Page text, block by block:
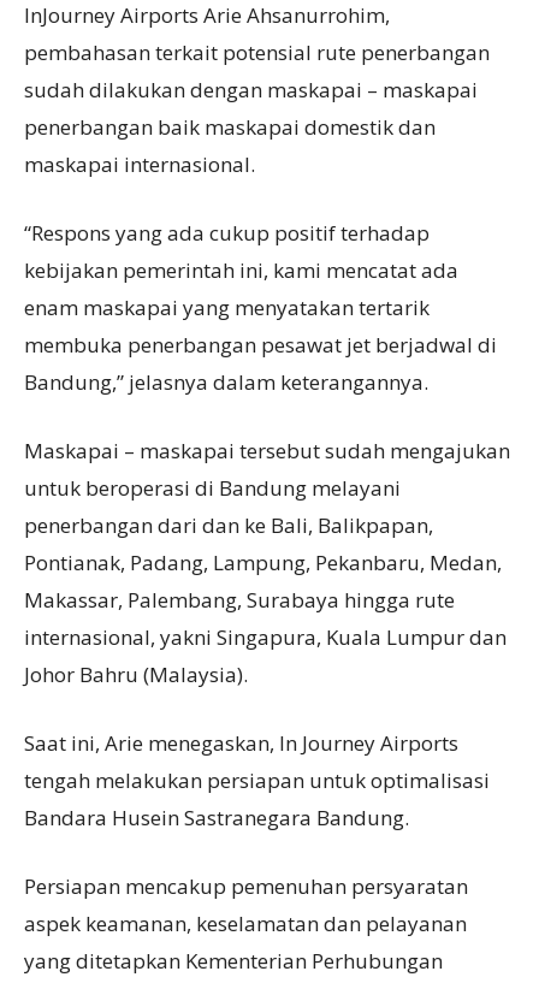
InJourney Airports Arie Ahsanurrohim,
pembahasan terkait potensial rute penerbangan
sudah dilakukan dengan maskapai – maskapai
penerbangan baik maskapai domestik dan
maskapai internasional.
“Respons yang ada cukup positif terhadap
kebijakan pemerintah ini, kami mencatat ada
enam maskapai yang menyatakan tertarik
membuka penerbangan pesawat jet berjadwal di
Bandung,” jelasnya dalam keterangannya.
Maskapai – maskapai tersebut sudah mengajukan
untuk beroperasi di Bandung melayani
penerbangan dari dan ke Bali, Balikpapan,
Pontianak, Padang, Lampung, Pekanbaru, Medan,
Makassar, Palembang, Surabaya hingga rute
internasional, yakni Singapura, Kuala Lumpur dan
Johor Bahru (Malaysia).
Saat ini, Arie menegaskan, In Journey Airports
tengah melakukan persiapan untuk optimalisasi
Bandara Husein Sastranegara Bandung.
Persiapan mencakup pemenuhan persyaratan
aspek keamanan, keselamatan dan pelayanan
yang ditetapkan Kementerian Perhubungan